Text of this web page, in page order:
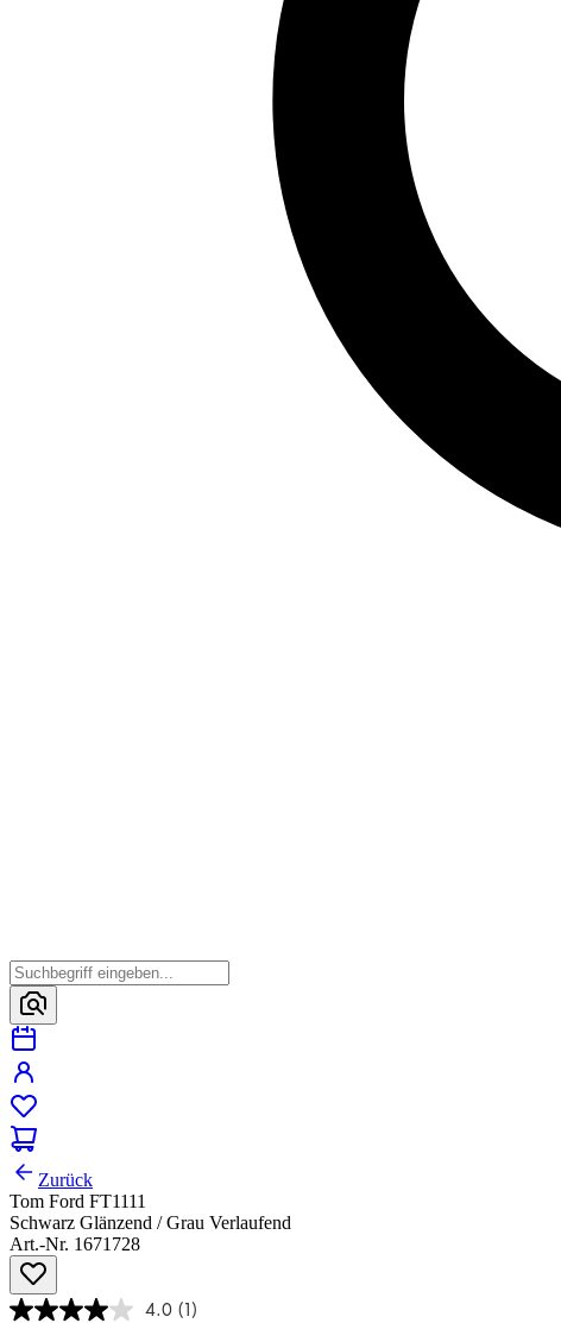
Zurück
Tom Ford FT1111
Schwarz Glänzend / Grau Verlaufend
Art.-Nr. 1671728
4.0 (1)